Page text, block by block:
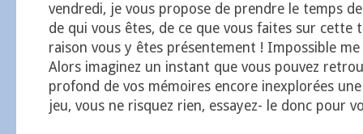
vendredi, je vous propose de prendre le temps
de qui vous êtes, de ce que vous faites sur cette
raison vous y êtes présentement ! Impossible
Alors imaginez un instant que vous pouvez
profond de vos mémoires encore inexplorées
jeu, vous ne risquez rien, essayez- le donc pour